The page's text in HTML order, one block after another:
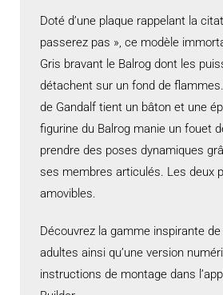
Doté d’une plaque rappelant la
passerez pas », ce modèle
Gris bravant le Balrog dont les
détachent sur un fond de
de Gandalf tient un bâton et une
figurine du Balrog manie un fouet
prendre des poses dynamiques
ses membres articulés. Les deux
amovibles.
Découvrez la gamme inspirante
adultes ainsi qu’une version
instructions de montage dans